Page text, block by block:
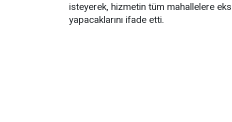
isteyerek, hizmetin tüm mahallelere
yapacaklarını ifade etti.